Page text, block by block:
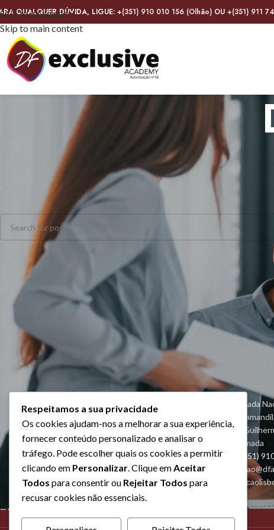
Skip to navigation
Skip to main content
QUALQUER DÚVIDA, LIGUE: +(351) 910 010 156 (Olhão) OU +(351) 911
Nothing Found
Apologies, but no results were found. Perhaps searching will help
CURSOS RECONHECIDOS PELA
DNPSP COM AUTORIZAÇÃO Nº56
Algarve - Estrada
O, 1º Esq,
Lisboa - Rua
2620-448 Ramada
Telefone: +(351)
Geral:
Lisboa:
Respeitamos a sua privacidade
Os cookies ajudam-nos a melhorar a sua experiência,
fornecer conteúdo personalizado e analisar o
tráfego. Pode escolher quais os cookies a permitir
clicando em Personalizar. Clique emAceitar
Todos para consentir ou Rejeitar Todos para
recusar cookies não essenciais.